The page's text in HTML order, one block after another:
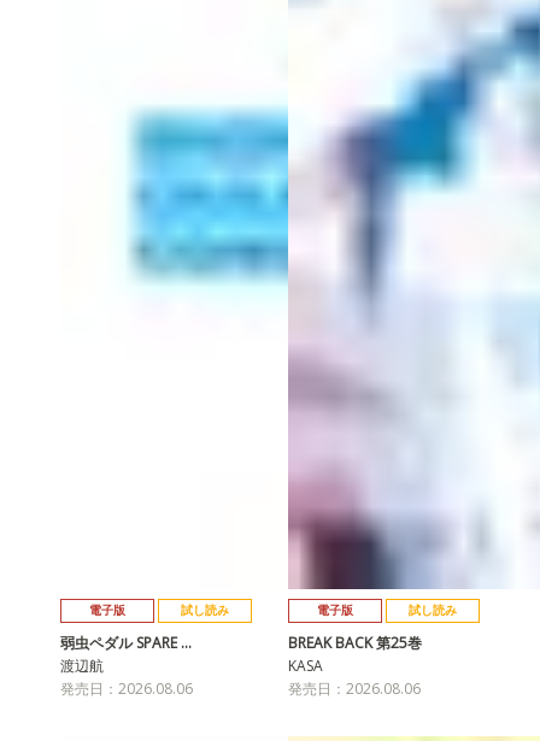
電子版 試し読み
弱虫ペダル SPARE …
渡辺航
発売日：2026.08.06
電子版 試し読み
BREAK BACK 第25巻
KASA
発売日：2026.08.06